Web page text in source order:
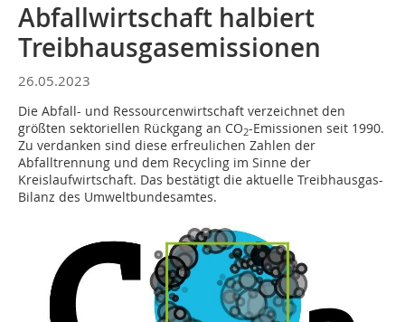
Abfallwirtschaft halbiert
Treibhausgasemissionen
26.05.2023
Die Abfall- und Ressourcenwirtschaft verzeichnet den
größten sektoriellen Rückgang an CO2-Emissionen seit 1990.
Zu verdanken sind diese erfreulichen Zahlen der
Abfalltrennung und dem Recycling im Sinne der
Kreislaufwirtschaft. Das bestätigt die aktuelle Treibhausgas-
Bilanz des Umweltbundesamtes.